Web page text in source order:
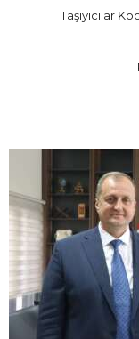
Taşıyıcılar